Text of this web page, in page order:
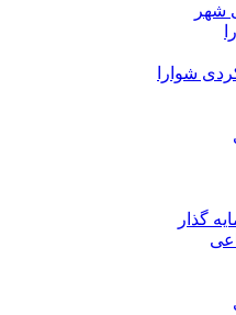
شهر
شوارا
گذار